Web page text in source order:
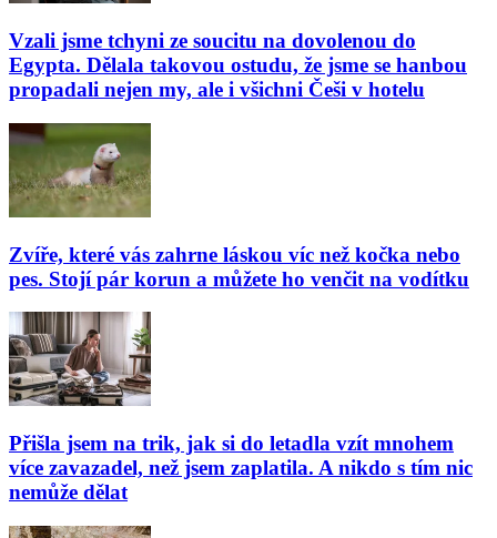
Vzali jsme tchyni ze soucitu na dovolenou do
Egypta. Dělala takovou ostudu, že jsme se hanbou
propadali nejen my, ale i všichni Češi v hotelu
Zvíře, které vás zahrne láskou víc než kočka nebo
pes. Stojí pár korun a můžete ho venčit na vodítku
Přišla jsem na trik, jak si do letadla vzít mnohem
více zavazadel, než jsem zaplatila. A nikdo s tím nic
nemůže dělat